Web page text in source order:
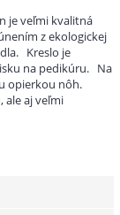
je veľmi kvalitná
z ekologickej
Kreslo je
na pedikúru. Na
opierkou nôh.
ale aj veľmi